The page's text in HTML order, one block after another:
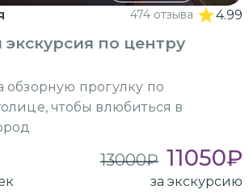
474 отзыва 4.99
по центру
обзорную прогулку по
чтобы влюбиться в
13000₽ 11050₽
за экскурсию